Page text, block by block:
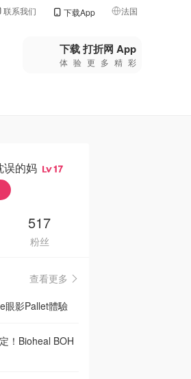
联系我们 下载App 法国
🇺🇸美国
🇨🇳中国
🇩🇪
🇮🇹
🇦🇺
🇳🇿新西兰
下载 打折网 App
体验更多精彩
误的妈 17
517
粉丝
查看更多
眼影Pallet體驗
！Bioheal BOH